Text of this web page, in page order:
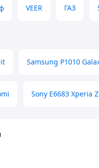
VEER ГАЗ
Samsung P1010
Sony E6683 Xperia